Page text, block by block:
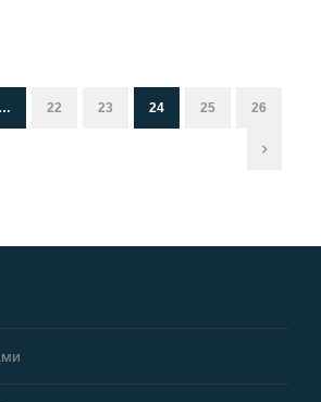
… 22 23 24 25 26